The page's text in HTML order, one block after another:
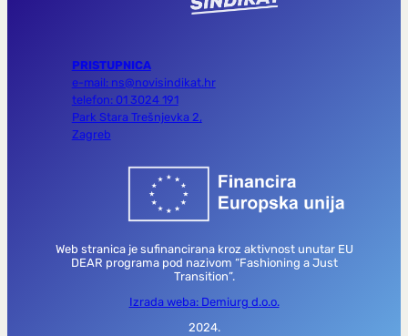
PRISTUPNICA
e-mail: ns@novisindikat.hr
telefon: 01 3024 191
Park Stara Trešnjevka 2,
Zagreb
Web stranica je sufinancirana kroz aktivnost unutar EU
DEAR programa pod nazivom “Fashioning a Just
Transition”.
Izrada weba: Demiurg d.o.o.
2024.